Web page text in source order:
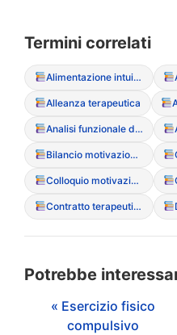
Termini correlati
Alimentazione intuitiva (Intuitive Eating)
Alleanza terapeutica
Analisi funzionale del sintomo
Bilancio motivazionale
Colloquio motivazionale
Contratto terapeutico
Potrebbe
« Esercizio fisico
compulsivo